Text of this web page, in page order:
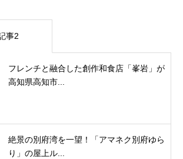
事2
フレンチと融合した創作和食店「峯岩」が
高知県高知市...
絶景の別府湾を一望！「アマネク別府ゆら
り」の屋上ル...